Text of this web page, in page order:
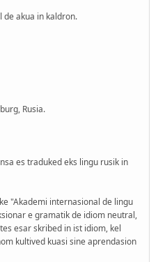
akua in kaldron.
Rusia.
es traduked eks lingu rusik in
"Akademi internasional de lingu
e gramatik de idiom neutral,
esar skribed in ist idiom, kel
kultived kuasi sine aprendasion